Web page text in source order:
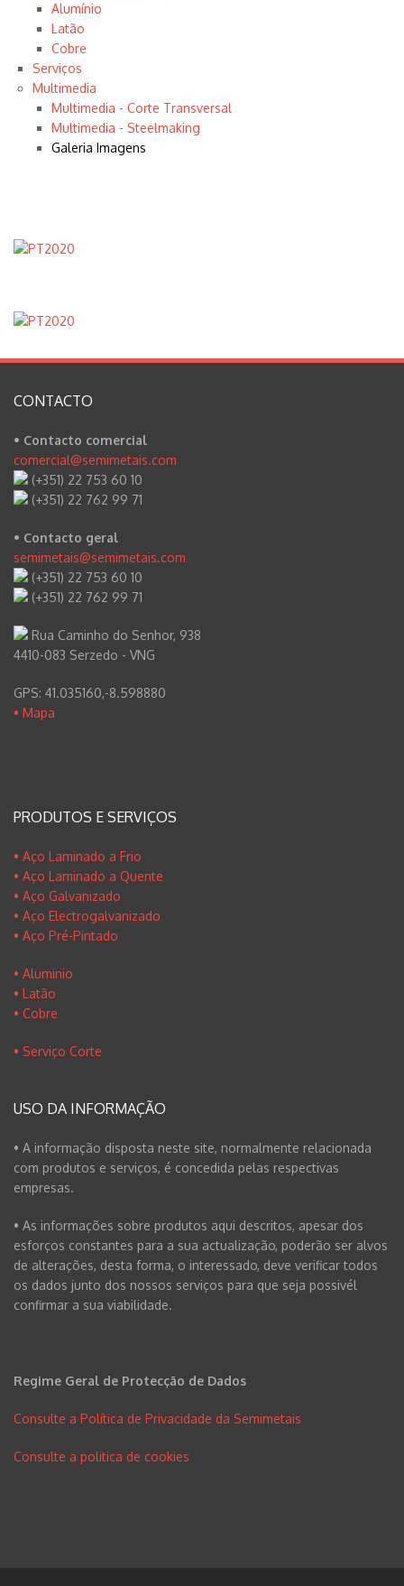
Alumínio
Latão
Cobre
Serviços
Multimedia
Multimedia - Corte Transversal
Multimedia - Steelmaking
Galeria Imagens
CONTACTO
• Contacto comercial
comercial@semimetais.com
(+351) 22 753 60 10
(+351) 22 762 99 71
• Contacto geral
semimetais@semimetais.com
(+351) 22 753 60 10
(+351) 22 762 99 71
Rua Caminho do Senhor, 938
4410-083 Serzedo - VNG
GPS: 41.035160,-8.598880
• Mapa
PRODUTOS E SERVIÇOS
• Aço Laminado a Frio
• Aço Laminado a Quente
• Aço Galvanizado
• Aço Electrogalvanizado
• Aço Pré-Pintado
• Aluminio
• Latão
• Cobre
• Serviço Corte
USO DA INFORMAÇÃO
• A informação disposta neste site, normalmente relacionada
com produtos e serviços, é concedida pelas respectivas
empresas.
• As informações sobre produtos aqui descritos, apesar dos
esforços constantes para a sua actualização, poderão ser alvos
de alterações, desta forma, o interessado, deve verificar todos
os dados junto dos nossos serviços para que seja possivél
confirmar a sua viabilidade.
Regime Geral de Protecção de Dados
Consulte a Política de Privacidade da Semimetais
Consulte a politica de cookies